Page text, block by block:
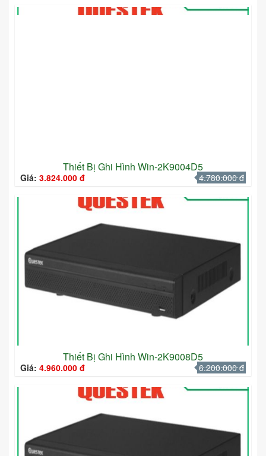
Thiết Bị Ghi Hình Win-2K9004D5
Giá: 3.824.000 đ 4.780.000 đ
Thiết Bị Ghi Hình Win-2K9008D5
Giá: 4.960.000 đ 6.200.000 đ